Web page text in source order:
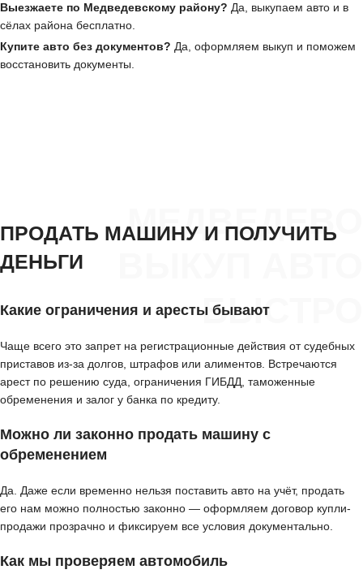
Выезжаете по Медведевскому району? Да, выкупаем авто и в
сёлах района бесплатно.
Купите авто без документов? Да, оформляем выкуп и поможем
восстановить документы.
МЕДВЕДЕВО
БЫСТРО
ПРОДАТЬ МАШИНУ И ПОЛУЧИТЬ
ДЕНЬГИ
Какие ограничения и аресты бывают
Чаще всего это запрет на регистрационные действия от судебных
приставов из-за долгов, штрафов или алиментов. Встречаются
арест по решению суда, ограничения ГИБДД, таможенные
обременения и залог у банка по кредиту.
Можно ли законно продать машину с
обременением
Да. Даже если временно нельзя поставить авто на учёт, продать
его нам можно полностью законно — оформляем договор купли-
продажи прозрачно и фиксируем все условия документально.
Как мы проверяем автомобиль